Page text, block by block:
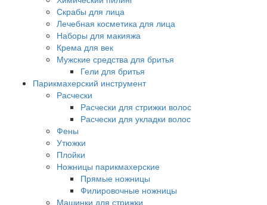
Скрабы для лица
Лечебная косметика для лица
Наборы для макияжа
Крема для век
Мужские средства для бритья
Гели для бритья
Парикмахерский инструмент
Расчески
Расчески для стрижки волос
Расчески для укладки волос
Фены
Утюжки
Плойки
Ножницы парикмахерские
Прямые ножницы
Филировочные ножницы
Машинки для стрижки